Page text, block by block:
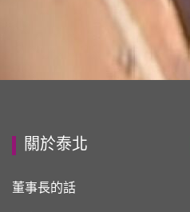
關於泰北
董事長的話